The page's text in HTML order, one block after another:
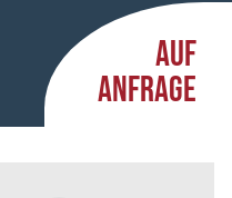
AUF
ANFRAGE